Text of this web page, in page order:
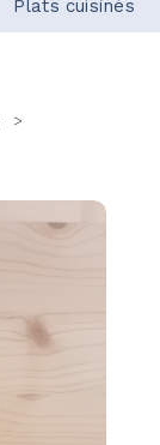
Plats cuisinés
>